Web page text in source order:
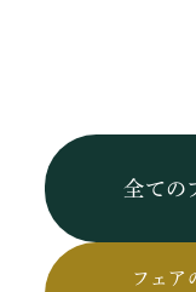
全ての
フェア